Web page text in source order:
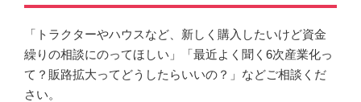
「トラクターやハウスなど、新しく購入したいけど資金
繰りの相談にのってほしい」「最近よく聞く6次産業化っ
て？販路拡大ってどうしたらいいの？」などご相談くだ
さい。